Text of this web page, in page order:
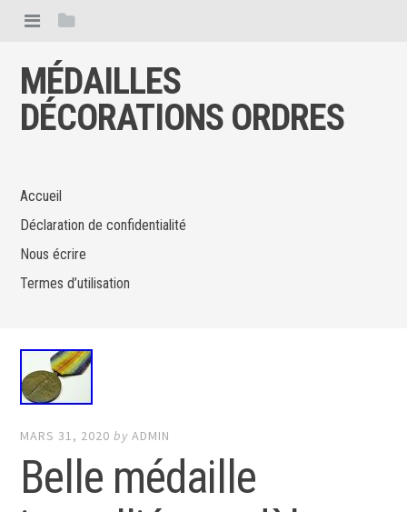
MÉDAILLES
DÉCORATIONS ORDRES
Accueil
Déclaration de confidentialité
Nous écrire
Termes d’utilisation
MARS 31, 2020 byADMIN
Belle médaille